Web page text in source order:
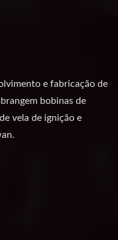
e fabricação de
bobinas de
vela de ignição e